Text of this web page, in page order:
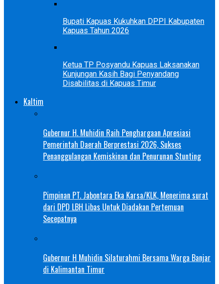
Bupati Kapuas Kukuhkan DPPI Kabupaten
Kapuas Tahun 2026
Ketua TP Posyandu Kapuas Laksanakan
Kunjungan Kasih Bagi Penyandang
Disabilitas di Kapuas Timur
Kaltim
Gubernur H. Muhidin Raih Penghargaan Apresiasi
Pemerintah Daerah Berprestasi 2026, Sukses
Penanggulangan Kemiskinan dan Penurunan Stunting
Pimpinan PT. Jabontara Eka Karsa/KLK, Menerima surat
dari DPD LBH Libas Untuk Diadakan Pertemuan
Secepatnya
Gubernur H Muhidin Silaturahmi Bersama Warga Banjar
di Kalimantan Timur